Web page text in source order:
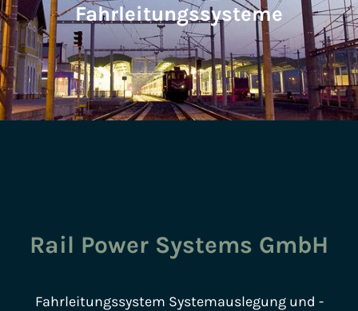
Fahrleitungssysteme
Rail Power Systems GmbH
Fahrleitungssystem Systemauslegung und -